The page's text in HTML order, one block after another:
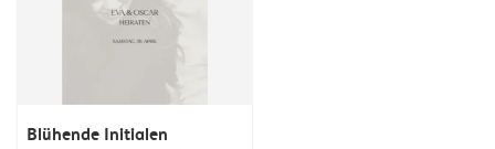
Blühende Initialen